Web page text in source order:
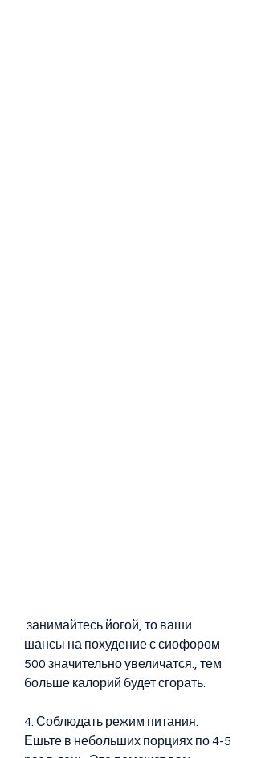
шансы на похудение с сиофором
500 значительно увеличатся., тем
больше калорий будет сгорать.
4. Соблюдать режим питания.
Ешьте в небольших порциях по 4-5